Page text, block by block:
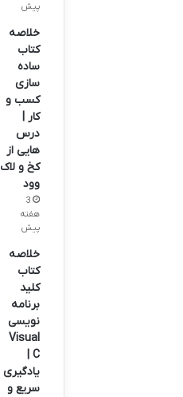
پیش
خلاصه
کتاب
ساده
سازی
کسب و
کار |
درس
هایی از
کخ و لاک
وود
3
هفته
پیش
خلاصه
کتاب
کلید
برنامه
نویسی
Visual
C |
یادگیری
سریع و